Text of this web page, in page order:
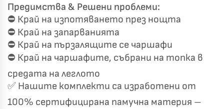
Предимства & Решени проблеми:
⛔ Край на изпотяването през нощта
⛔ Край на запарванията
⛔ Край на пързалящите се чаршафи
⛔ Край на чаршафите, събрани на топка в
средата на леглото
✅ Нашите комплекти са изработени от
100% сертифицирана памучна материя –
🎁 Късметът избра Вас!